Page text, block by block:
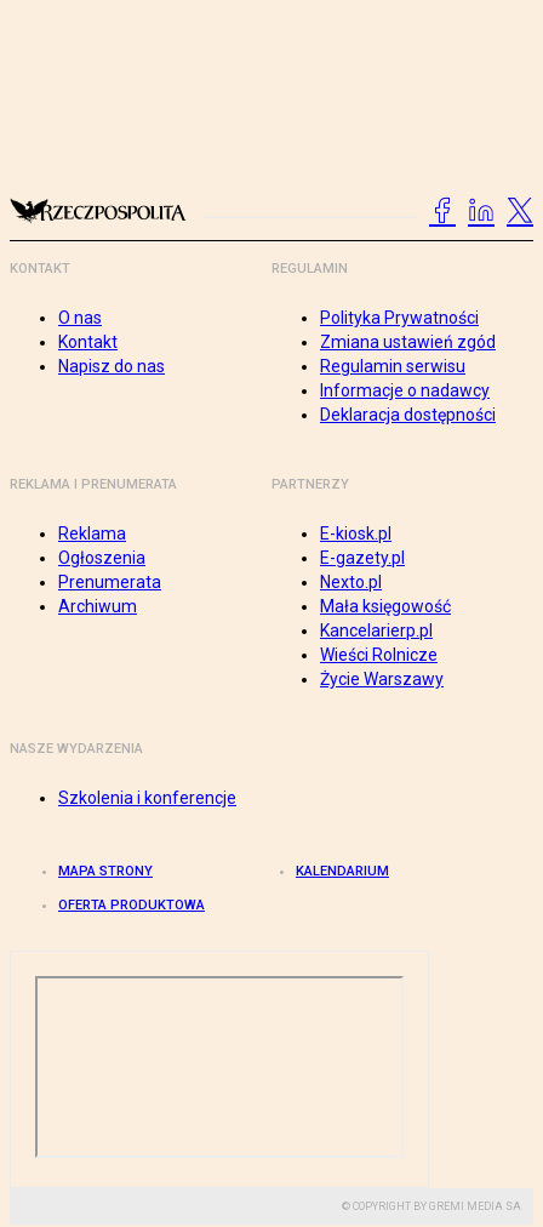
KONTAKT
O nas
Kontakt
Napisz do nas
REGULAMIN
Polityka Prywatności
Zmiana ustawień zgód
Regulamin serwisu
Informacje o nadawcy
Deklaracja dostępności
REKLAMA I PRENUMERATA
Reklama
Ogłoszenia
Prenumerata
Archiwum
PARTNERZY
E-kiosk.pl
E-gazety.pl
Nexto.pl
Mała księgowość
Kancelarierp.pl
Wieści Rolnicze
Życie Warszawy
NASZE WYDARZENIA
Szkolenia i konferencje
MAPA STRONY KALENDARIUM
OFERTA PRODUKTOWA
© COPYRIGHT BY GREMI MEDIA SA